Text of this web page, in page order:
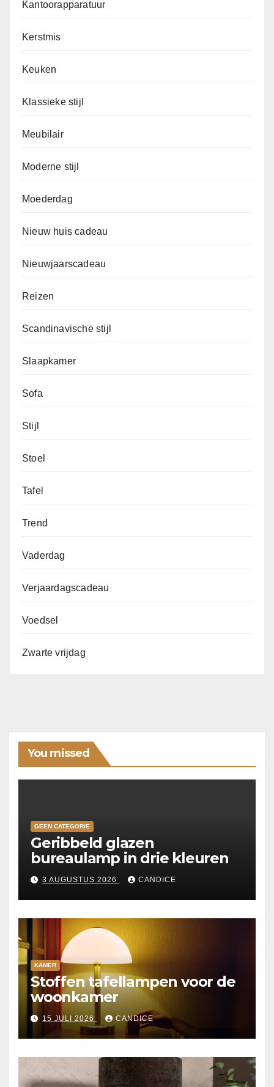
Kantoorapparatuur
Kerstmis
Keuken
Klassieke stijl
Meubilair
Moderne stijl
Moederdag
Nieuw huis cadeau
Nieuwjaarscadeau
Reizen
Scandinavische stijl
Slaapkamer
Sofa
Stijl
Stoel
Tafel
Trend
Vaderdag
Verjaardagscadeau
Voedsel
Zwarte vrijdag
You missed
GEEN CATEGORIE
Geribbeld glazen
bureaulamp in drie kleuren
3 AUGUSTUS 2026 CANDICE
KAMER
Stoffen tafellampen voor de
woonkamer
15 JULI 2026 CANDICE